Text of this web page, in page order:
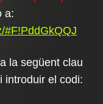
a:
#F!PddGkQQJ
la següent clau
introduir el codi: